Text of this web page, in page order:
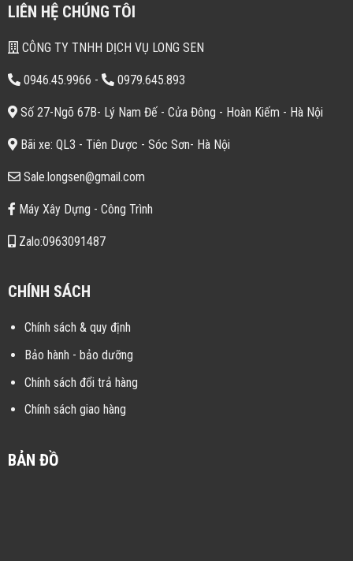
LIÊN HỆ CHÚNG TÔI
CÔNG TY TNHH DỊCH VỤ LONG SEN
0946.45.9966 - 0979.645.893
Số 27-Ngõ 67B- Lý Nam Đế - Cửa Đông - Hoàn Kiếm - Hà Nội
Bãi xe: QL3 - Tiên Dược - Sóc Sơn- Hà Nội
Sale.longsen@gmail.com
Máy Xây Dựng - Công Trình
Zalo:0963091487
CHÍNH SÁCH
Chính sách & quy định
Bảo hành - bảo dưỡng
Chính sách đổi trả hàng
Chính sách giao hàng
BẢN ĐỒ